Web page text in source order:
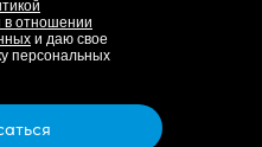
в отношении
и даю свое
персональных